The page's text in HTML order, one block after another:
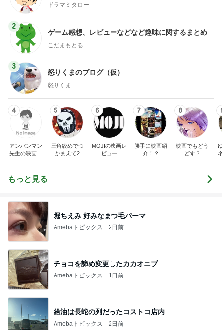
ドラマミタロー
2
ゲーム感想、レビューなどなど趣味に関するまとめ
こだまもとる
3
怒りくまのブログ（仮）
怒りくま
4
アンパンマン
先生の映画講
5
三角絞めでつ
かまえて2
6
MOJIの映画レ
ビュー
7
勝手に映画紹
介！？
8
映画でもどう
どす？
もっと見る
堀ちえみ 好みなまつ毛パーマ
Amebaトピックス 2日前
チョコを諦め変更したカカオニブ
Amebaトピックス 1日前
給油は長蛇の列だったコストコ店内
Amebaトピックス 2日前